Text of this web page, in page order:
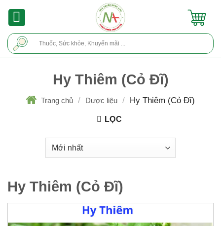
Hy Thiêm (Cỏ Đĩ)
Trang chủ / Dược liệu / Hy Thiêm (Cỏ Đĩ)
LỌC
Hy Thiêm (Cỏ Đĩ)